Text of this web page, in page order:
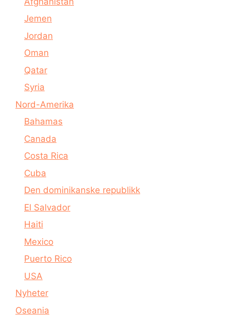
Jemen
Jordan
Oman
Qatar
Syria
Nord-Amerika
Bahamas
Canada
Costa Rica
Cuba
Den dominikanske republikk
El Salvador
Haiti
Mexico
Puerto Rico
USA
Nyheter
Oseania